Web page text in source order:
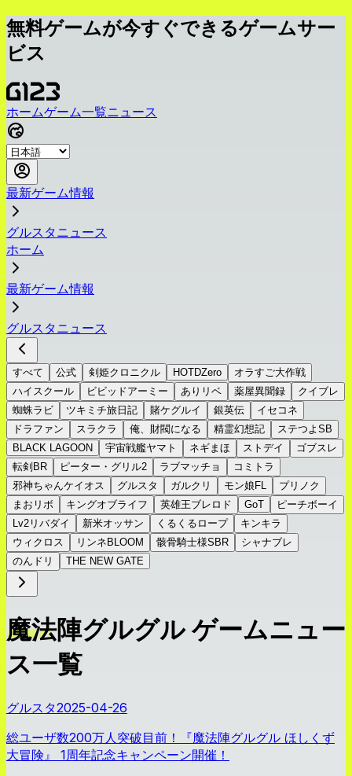
無料ゲームが今すぐできるゲームサー
ビス
ホームゲーム一覧ニュース
最新ゲーム情報
グルスタニュース
ホーム
最新ゲーム情報
グルスタニュース
すべて 公式 剣姫クロニクル HOTDZero
オラすご大作戦
ハイスクール
ビビッドアーミー ありリベ 薬屋異聞録
クイブレ
蜘蛛ラビ
ツキミチ旅日記 賭ケグルイ 銀英伝
イセコネ
ドラファン
スラクラ 俺、財閥になる 精霊幻想記
ステつよSB
BLACK LAGOON
宇宙戦艦ヤマト ネギまほ ストデイ
ゴブスレ
転剣BR
ピーター・グリル2 ラブマッチョ
コミトラ
邪神ちゃんケイオス
グルスタ ガルクリ モン娘FL
プリノク
まおリボ
キングオブライフ 英雄王ブレロド GoT
ピーチボーイ
Lv2リバダイ
新米オッサン くるくるロープ
キンキラ
ウィクロス
リンネBLOOM 骸骨騎士様SBR
シャナブレ
のんドリ
THE NEW GATE
魔法陣グルグル ゲームニュー
ス一覧
グルスタ2025-04-26
総ユーザ数200万人突破目前！『魔法陣グルグル ほしくず
大冒険』 1周年記念キャンペーン開催！